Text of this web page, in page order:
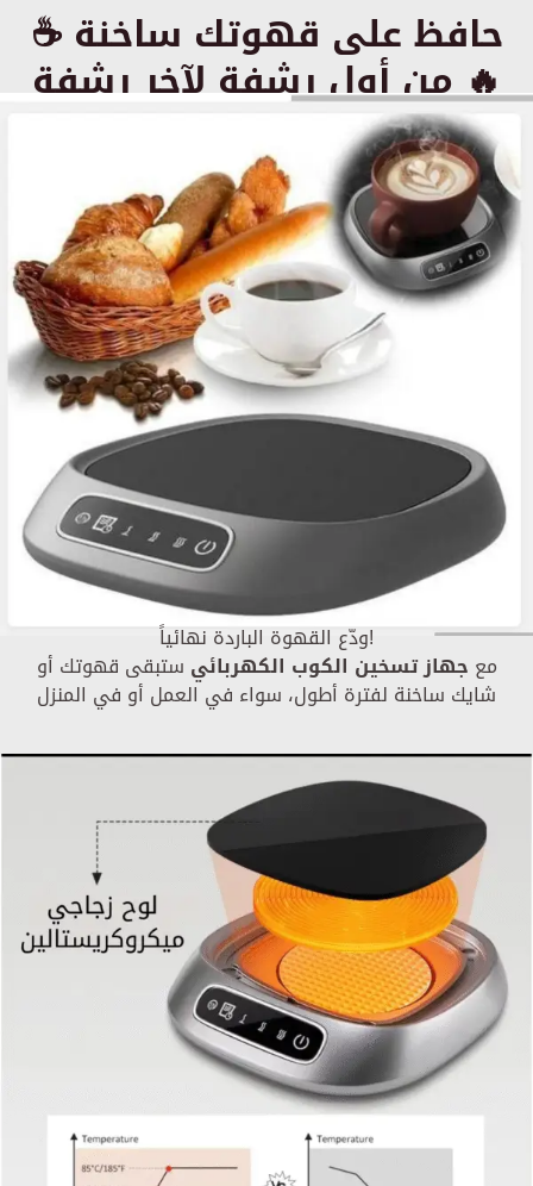
☕ حافظ على قهوتك ساخنة
من أول رشفة لآخر رشفة 🔥
ودّع القهوة الباردة نهائياً!
مع جهاز تسخين الكوب الكهربائي ستبقى قهوتك أو
شايك ساخنة لفترة أطول، سواء في العمل أو في المنزل